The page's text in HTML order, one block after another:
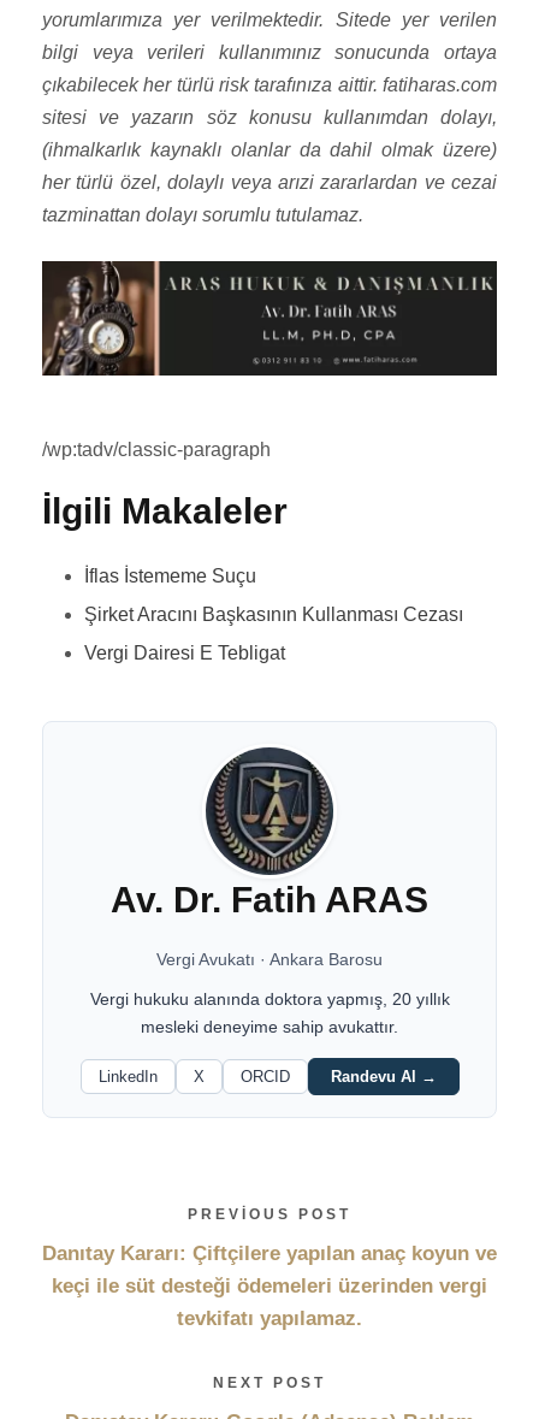
yorumlarımıza yer verilmektedir. Sitede yer verilen
bilgi veya verileri kullanımınız sonucunda ortaya
çıkabilecek her türlü risk tarafınıza aittir. fatiharas.com
sitesi ve yazarın söz konusu kullanımdan dolayı,
(ihmalkarlık kaynaklı olanlar da dahil olmak üzere)
her türlü özel, dolaylı veya arızi zararlardan ve cezai
tazminattan dolayı sorumlu tutulamaz.
/wp:tadv/classic-paragraph
İlgili Makaleler
İflas İstememe Suçu
Şirket Aracını Başkasının Kullanması Cezası
Vergi Dairesi E Tebligat
Av. Dr. Fatih ARAS
Vergi Avukatı · Ankara Barosu
Vergi hukuku alanında doktora yapmış, 20 yıllık
mesleki deneyime sahip avukattır.
LinkedIn X ORCID Randevu Al →
PREVIOUS POST
Danıtay Kararı: Çiftçilere yapılan anaç koyun ve
keçi ile süt desteği ödemeleri üzerinden vergi
tevkifatı yapılamaz.
NEXT POST